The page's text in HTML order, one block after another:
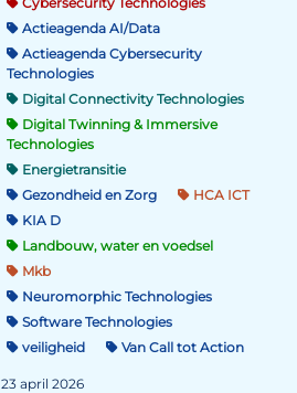
Actieagenda AI/Data
Actieagenda Cybersecurity
Technologies
Digital Connectivity Technologies
Digital Twinning & Immersive
Technologies
Energietransitie
Gezondheid en Zorg
HCA ICT
KIA D
Landbouw, water en voedsel
Mkb
Neuromorphic Technologies
Software Technologies
veiligheid
Van Call tot Action
23 april 2026